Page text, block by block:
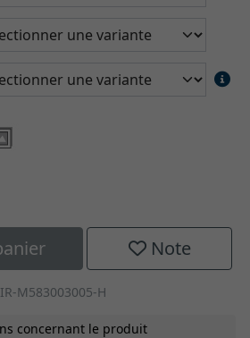
Note
M583003005-H
concernant le produit